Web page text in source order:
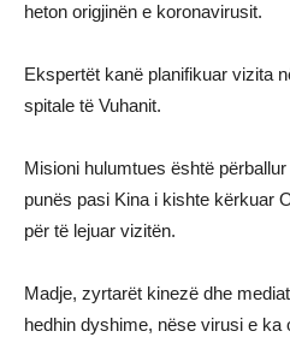
heton origjinën e koronavirusit.
Ekspertët kanë planifikuar vizita
spitale të Vuhanit.
Misioni hulumtues është
punës pasi Kina i kishte kërkuar
për të lejuar vizitën.
Madje, zyrtarët kinezë dhe
hedhin dyshime, nëse virusi e ka